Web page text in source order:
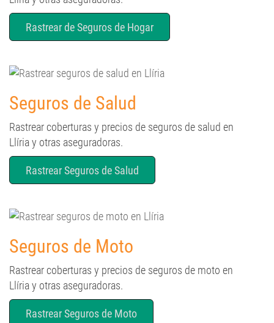
Rastrear de Seguros de Hogar
Seguros de Salud
Rastrear coberturas y precios de seguros de salud en
Llíria y otras aseguradoras.
Rastrear Seguros de Salud
Seguros de Moto
Rastrear coberturas y precios de seguros de moto en
Llíria y otras aseguradoras.
Rastrear Seguros de Moto